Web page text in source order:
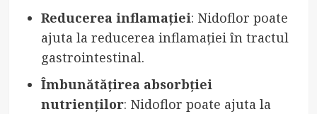
Reducerea inflamației: Nidoflor poate
ajuta la reducerea inflamației în tractul
gastrointestinal.
Îmbunătățirea absorbției
nutrienților: Nidoflor poate ajuta la